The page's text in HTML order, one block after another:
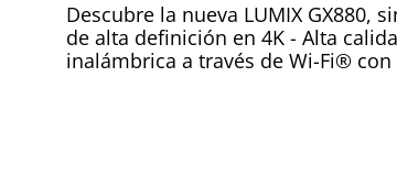
Descubre la nueva LUMIX GX880,
de alta definición en 4K - Alta
inalámbrica a través de Wi-Fi®